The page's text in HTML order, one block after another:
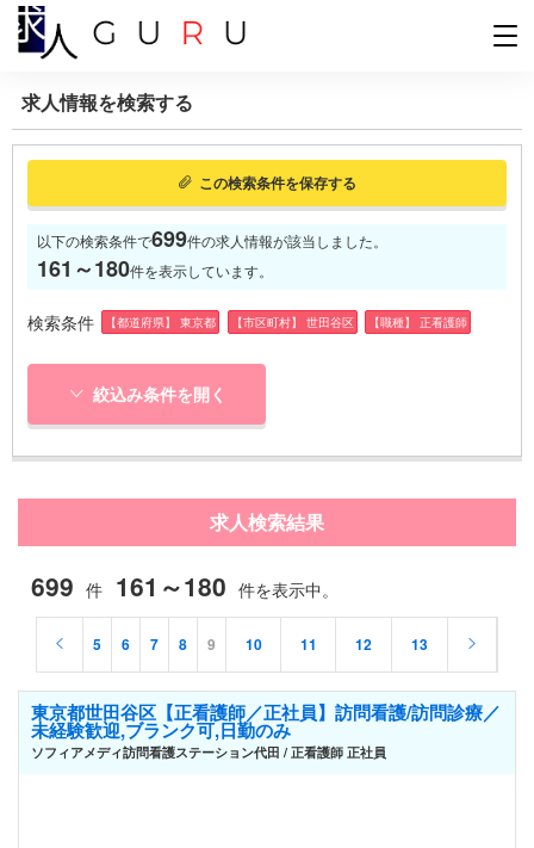
求人情報を検索する
この検索条件を保存する
以下の検索条件で699件の求人情報が該当しました。
161～180件を表示しています。
検索条件 【都道府県】 東京都 【市区町村】 世田谷区 【職種】 正看護師
絞込み条件を開く
求人検索結果
699 件 161～180 件を表示中。
5 6 7 8 9 10 11 12 13
東京都世田谷区【正看護師／正社員】訪問看護/訪問診療／
未経験歓迎,ブランク可,日勤のみ
ソフィアメディ訪問看護ステーション代田 / 正看護師 正社員